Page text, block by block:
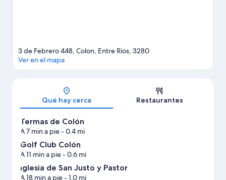
Sección del mapa
3 de Febrero 448, Colon, Entre Rios, 3280
Ver en el mapa
Qué hay cerca Restaurantes
Termas de Colón
A 7 min a pie- 0.4 mi
Golf Club Colón
A 11 min a pie- 0.6 mi
Iglesia de San Justo y Pastor
A 18 min a pie- 1.0 mi